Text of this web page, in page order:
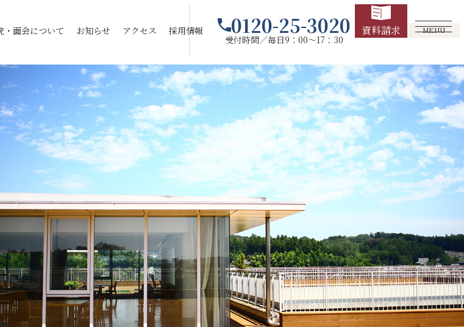
・面会について お知らせ アクセス 採用情報 0120-25-3020
受付時間／毎日9：00～17：30
資料請求 MENU